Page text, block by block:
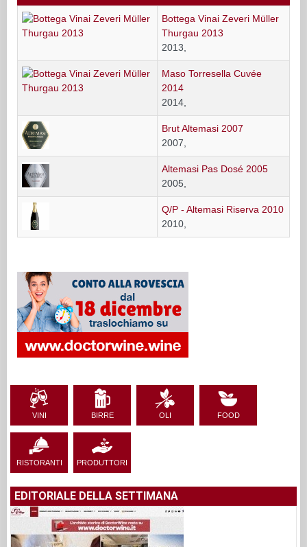
Bottega Vinai Zeveri Müller
Thurgau 2013
2013,
Maso Torresella Cuvée
2014
2014,
Brut Altemasi 2007
2007,
Altemasi Pas Dosé 2005
2005,
Q/P - Altemasi Riserva 2010
2010,
VINI BIRRE OLI FOOD
RISTORANTI PRODUTTORI
EDITORIALE DELLA SETTIMANA